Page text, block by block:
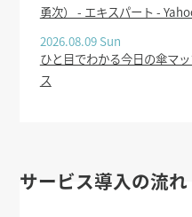
勇次） - エキスパート -
2026.08.09 Sun
ひと目でわかる今日の傘マ
ス
サービス導入の流れ